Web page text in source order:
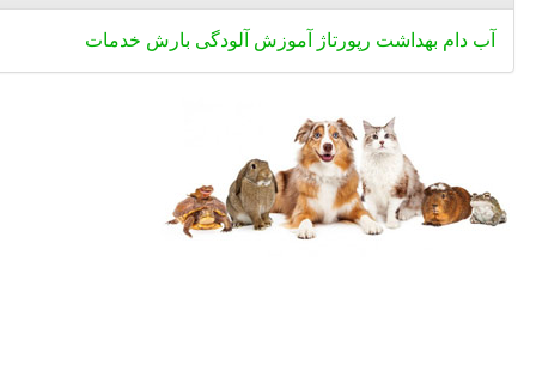
آب دام بهداشت رپورتاژ آموزش آلودگی بارش خدمات